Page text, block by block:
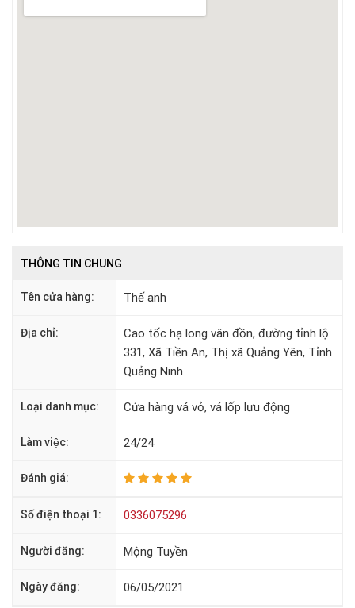
THÔNG TIN CHUNG
Tên cửa hàng: Thế anh
Địa chỉ:
Cao tốc hạ long vân đồn, đường tỉnh lộ
331, Xã Tiền An, Thị xã Quảng Yên, Tỉnh
Quảng Ninh
Loại danh mục: Cửa hàng vá vỏ, vá lốp lưu động
Làm việc: 24/24
Đánh giá:
Số điện thoại 1: 0336075296
Người đăng: Mộng Tuyền
Ngày đăng: 06/05/2021